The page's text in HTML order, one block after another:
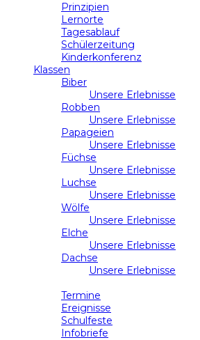
Prinzipien
Lernorte
Tagesablauf
Schülerzeitung
Kinderkonferenz
Klassen
Biber
Unsere Erlebnisse
Robben
Unsere Erlebnisse
Papageien
Unsere Erlebnisse
Füchse
Unsere Erlebnisse
Luchse
Unsere Erlebnisse
Wölfe
Unsere Erlebnisse
Elche
Unsere Erlebnisse
Dachse
Unsere Erlebnisse
Termine
Ereignisse
Schulfeste
Infobriefe